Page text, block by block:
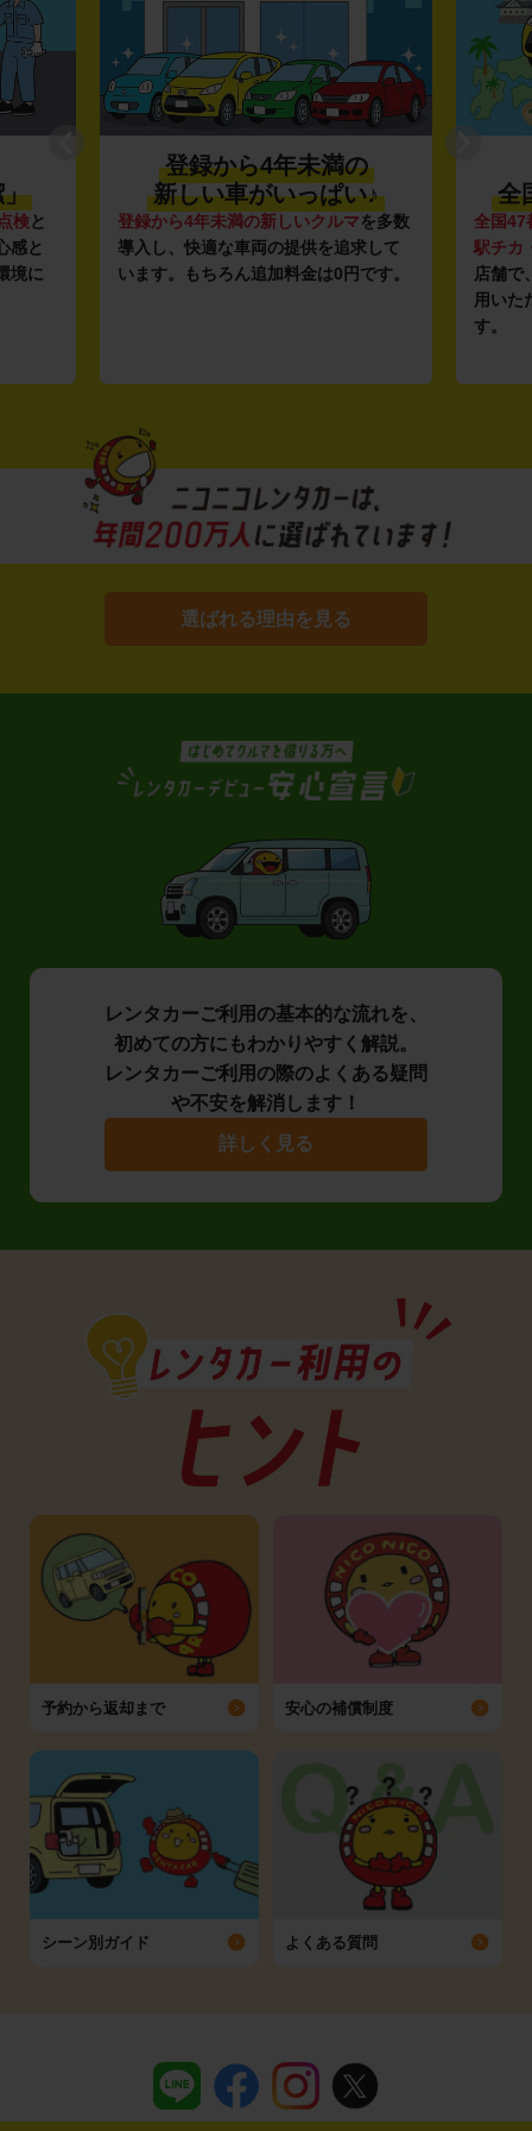
録から4年未満の
しい車がいっぱい♪
4年未満の新しいクルマを多数
快適な車両の提供を追求して
もちろん追加料金は0円です。
利便性抜群★
全国約1,500店舗
全国47都道府県に1,500店舗
駅チカ・空港周辺
の店舗や24
店舗で、いつでもどこでも気
用いただける利便性にこだわ
選ばれる理由を見る
レンタカーご利用の基本的な流れを、
初めての方にもわかりやすく解説。
レンタカーご利用の際のよくある疑問
や不安を解消します！
詳しく見る
予約から返却まで 安心の補償制度
シーン別ガイド よくある質問